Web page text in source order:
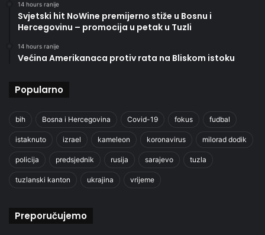
14 hours ranije
Svjetski hit NoWine premijerno stiže u Bosnu i
Hercegovinu – promocija u petak u Tuzli
14 hours ranije
Većina Amerikanaca protiv rata na Bliskom istoku
Popularno
bih Bosna i Hercegovina Covid-19 fokus fudbal
istaknuto izrael kameleon koronavirus milorad dodik
policija predsjednik rusija sarajevo tuzla
tuzlanski kanton ukrajina vrijeme
Preporučujemo